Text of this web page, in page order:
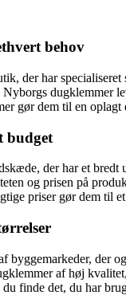
behov
der har
dugklemmer
gør dem til en
budget
der har et
og prisen på
priser gør dem til
byggemarkeder, der
af høj
finde det, du har